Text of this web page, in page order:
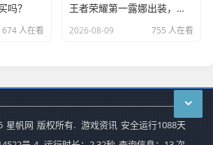
吗？
674 人在看
王者荣耀第一露娜出装，打造无敌战神
2026-08-09 755 人在看
星帆网 版权所有. 游戏资讯 安全运行1088天